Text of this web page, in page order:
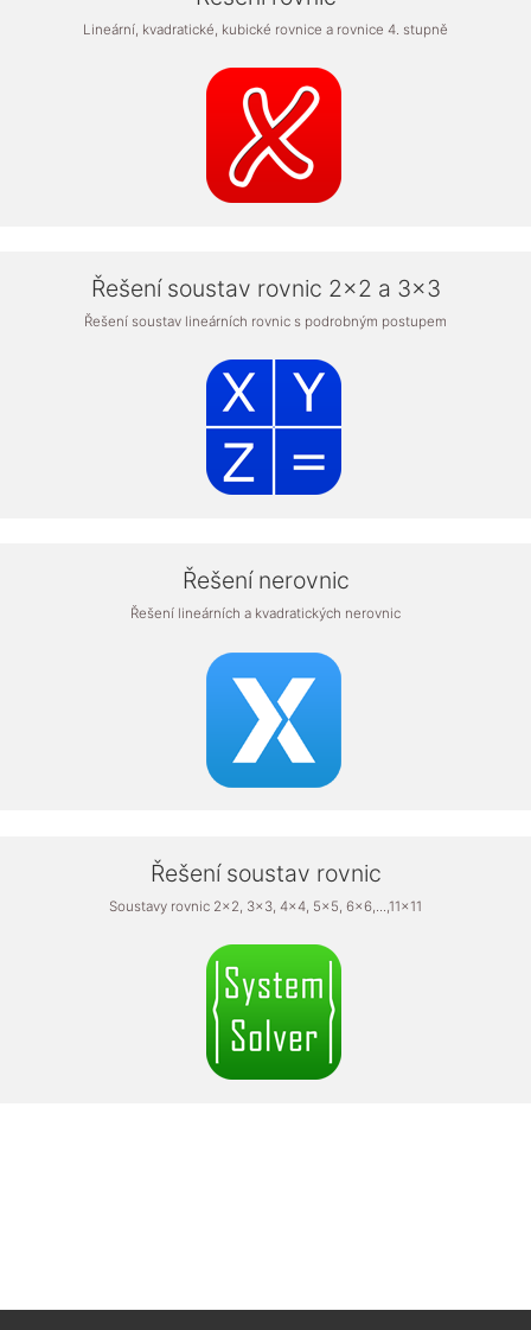
Lineární, kvadratické, kubické rovnice a rovnice 4. stupně
Řešení soustav rovnic 2x2 a 3x3
Řešení soustav lineárních rovnic s podrobným postupem
Řešení nerovnic
Řešení lineárních a kvadratických nerovnic
Řešení soustav rovnic
Soustavy rovnic 2x2, 3x3, 4x4, 5x5, 6x6,...,11x11